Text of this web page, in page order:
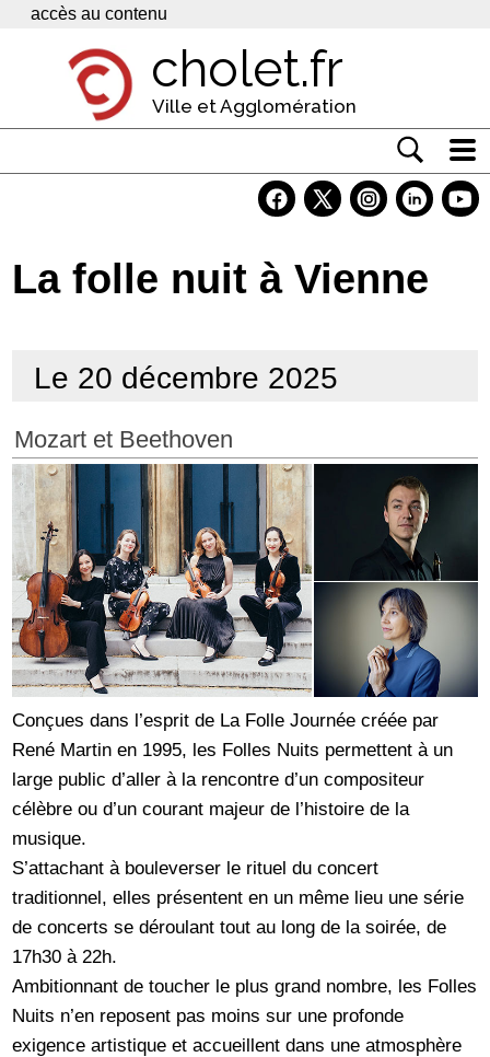
Panneau de gestion des cookies
accès au contenu
cholet.fr
Ville et Agglomération
Economie
Contacts
La folle nuit à Vienne
Le 20 décembre 2025
Mozart et Beethoven
Conçues dans l’esprit de La Folle Journée créée par
René Martin en 1995, les Folles Nuits permettent à un
large public d’aller à la rencontre d’un compositeur
célèbre ou d’un courant majeur de l’histoire de la
musique.
S’attachant à bouleverser le rituel du concert
traditionnel, elles présentent en un même lieu une série
de concerts se déroulant tout au long de la soirée, de
17h30 à 22h.
Ambitionnant de toucher le plus grand nombre, les Folles
Nuits n’en reposent pas moins sur une profonde
exigence artistique et accueillent dans une atmosphère